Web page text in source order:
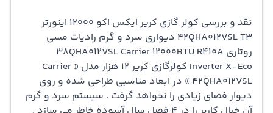
کم صدا و با دوام برای یک عمرطولانی تر خدمات طراحی شده
است. پنل بیرونی این کولرگازی مناسب و هماهنگ با بیشتر
دکوراسیون‌های خانگی می‌باشد، بنابراین به راحتی می‌توانید
این دستگاه را در هر محیطی نصب کنید.یکی از ویژگی‌های
مهمی که این کولرگازی را از سایر دستگاه‌ها متمایز می‌کند،
نقد و بررسی کولر گازی کریر
ایکس اکو 12000 اینورتر
42QHA012VSL T3 دیواری سرد و گرم رادیات مسی
روتاری 38QHA012VSL Carrier 12000BTU R410A
Inverter X-Eco
کولرگازی کریر 12 هزار مدل « Carrier
42QHA012VSL » در ابعاد مناسبی طراحی شده و روی
دیوار فضای زیادی را نخواهد گرفت . سیستم سرد و گرم